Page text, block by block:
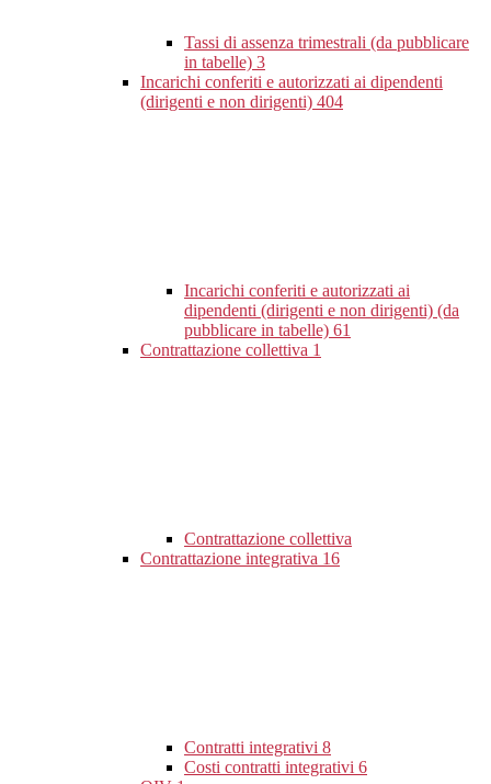
Tassi di assenza trimestrali (da pubblicare
in tabelle) 3
Incarichi conferiti e autorizzati ai dipendenti
(dirigenti e non dirigenti) 404
Incarichi conferiti e autorizzati ai
dipendenti (dirigenti e non dirigenti) (da
pubblicare in tabelle) 61
Contrattazione collettiva 1
Contrattazione collettiva
Contrattazione integrativa 16
Contratti integrativi 8
Costi contratti integrativi 6